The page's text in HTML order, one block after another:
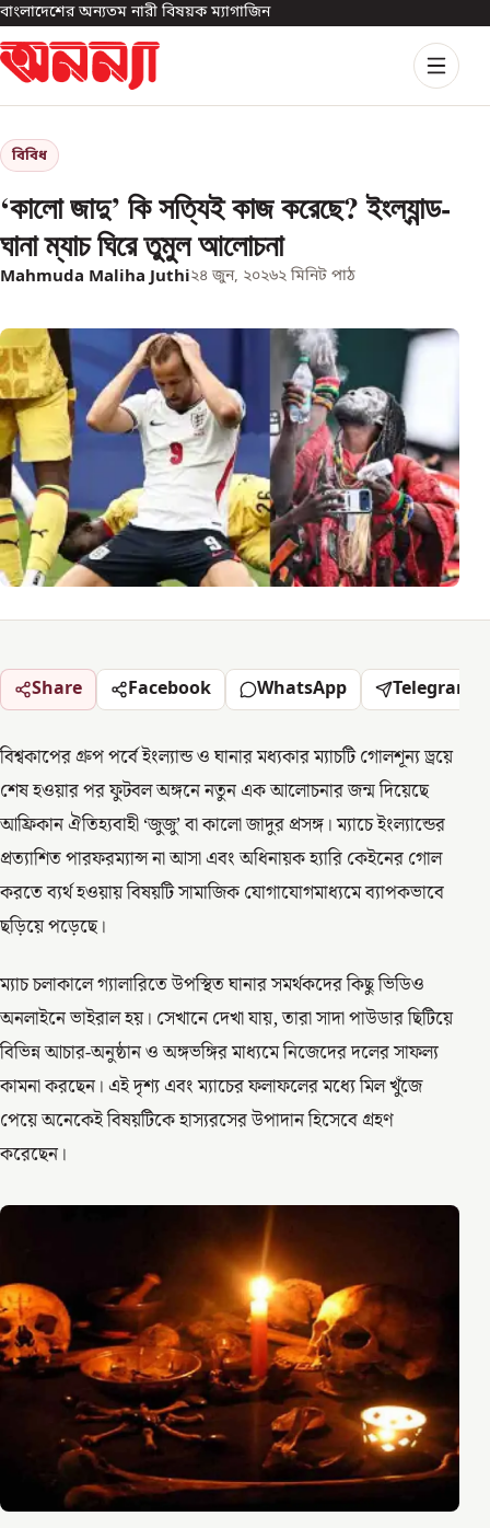
বাংলাদেশের অন্যতম নারী বিষয়ক ম্যাগাজিন
বিবিধ
‘কালো জাদু’ কি সত্যিই কাজ করেছে? ইংল্যান্ড-
ঘানা ম্যাচ ঘিরে তুমুল আলোচনা
Mahmuda Maliha Juthi২৪ জুন, ২০২৬২ মিনিট পাঠ
Share Facebook WhatsApp Telegram
বিশ্বকাপের গ্রুপ পর্বে ইংল্যান্ড ও ঘানার মধ্যকার ম্যাচটি গোলশূন্য ড্রয়ে
শেষ হওয়ার পর ফুটবল অঙ্গনে নতুন এক আলোচনার জন্ম দিয়েছে
আফ্রিকান ঐতিহ্যবাহী ‘জুজু’ বা কালো জাদুর প্রসঙ্গ। ম্যাচে ইংল্যান্ডের
প্রত্যাশিত পারফরম্যান্স না আসা এবং অধিনায়ক হ্যারি কেইনের গোল
করতে ব্যর্থ হওয়ায় বিষয়টি সামাজিক যোগাযোগমাধ্যমে ব্যাপকভাবে
ছড়িয়ে পড়েছে।
ম্যাচ চলাকালে গ্যালারিতে উপস্থিত ঘানার সমর্থকদের কিছু ভিডিও
অনলাইনে ভাইরাল হয়। সেখানে দেখা যায়, তারা সাদা পাউডার ছিটিয়ে
বিভিন্ন আচার-অনুষ্ঠান ও অঙ্গভঙ্গির মাধ্যমে নিজেদের দলের সাফল্য
কামনা করছেন। এই দৃশ্য এবং ম্যাচের ফলাফলের মধ্যে মিল খুঁজে
পেয়ে অনেকেই বিষয়টিকে হাস্যরসের উপাদান হিসেবে গ্রহণ
করেছেন।